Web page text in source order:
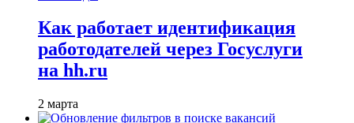
Как работает идентификация
работодателей через Госуслуги
на hh.ru
2 марта